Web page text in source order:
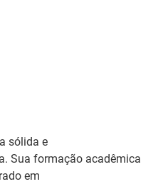
sólida e
Sua formação acadêmica
em